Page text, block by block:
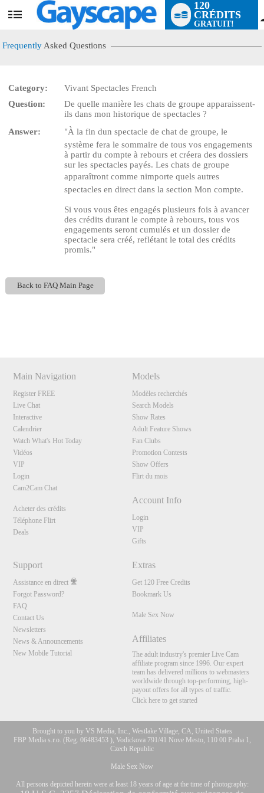
User
120
CRÉDITS
GRATUIT!
Frequently Asked Questions
Category:
Vivant Spectacles French
Question:
De quelle manière les chats de groupe apparaissent-
ils dans mon historique de spectacles ?
Answer:
"À la fin dun spectacle de chat de groupe, le
système fera le sommaire de tous vos engagements
à partir du compte à rebours et créera des dossiers
sur les spectacles payés. Les chats de groupe
apparaîtront comme nimporte quels autres
spectacles en direct dans la section Mon compte.
Si vous vous êtes engagés plusieurs fois à avancer
des crédits durant le compte à rebours, tous vos
engagements seront cumulés et un dossier de
spectacle sera créé, reflétant le total des crédits
promis."
Back to FAQ Main Page
Main Navigation
Register FREE
Live Chat
Interactive
Calendrier
Watch What's Hot Today
Vidéos
VIP
Login
Cam2Cam Chat
Acheter des crédits
Téléphone Flirt
Deals
Models
Modèles recherchés
Search Models
Show Rates
Adult Feature Shows
Fan Clubs
Promotion Contests
Show Offers
Flirt du mois
Account Info
Login
VIP
Gifts
Support
Assistance en direct
Forgot Password?
FAQ
Contact Us
Newsletters
News & Announcements
New Mobile Tutorial
Extras
Get 120 Free Credits
Bookmark Us
Male Sex Now
Affiliates
The adult industry's premier Live Cam
affiliate program since 1996. Our expert
team has delivered millions to webmasters
worldwide through top-performing, high-
payout offers for all types of traffic.
Click here to get started
Brought to you by VS Media, Inc., Westlake Village, CA, United States
FBP Media s.r.o. (Reg. 06483453 ), Vodickova 791/41 Nove Mesto, 110 00 Praha 1,
Czech Republic
Male Sex Now
All persons depicted herein were at least 18 years of age at the time of photography:
LIMITED TIME OFFER!
120
F
R
E
E
C
R
E
DI
T
S